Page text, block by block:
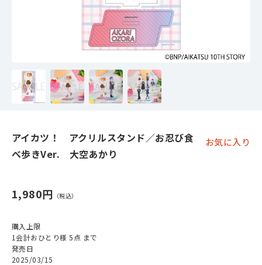
アイカツ！ アクリルスタンド／お忍び食
べ歩きVer. 大空あかり
お気に入り
1,980円
購入上限
1会計おひとり様 5点 まで
発売日
2025/03/15